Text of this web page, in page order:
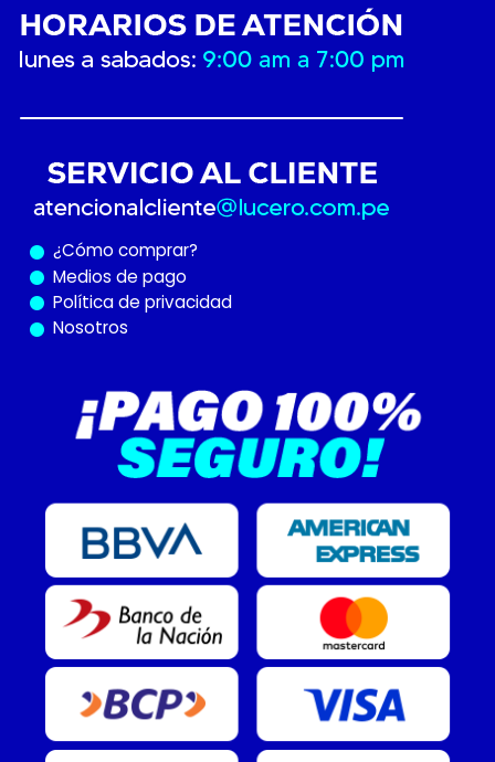
¿Cómo comprar?
Medios de pago
Política de privacidad
Nosotros